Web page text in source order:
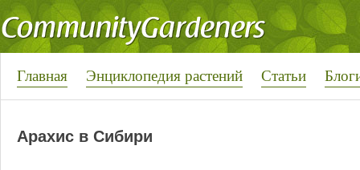
Главная Энциклопедия растений Статьи
Арахис в Сибири